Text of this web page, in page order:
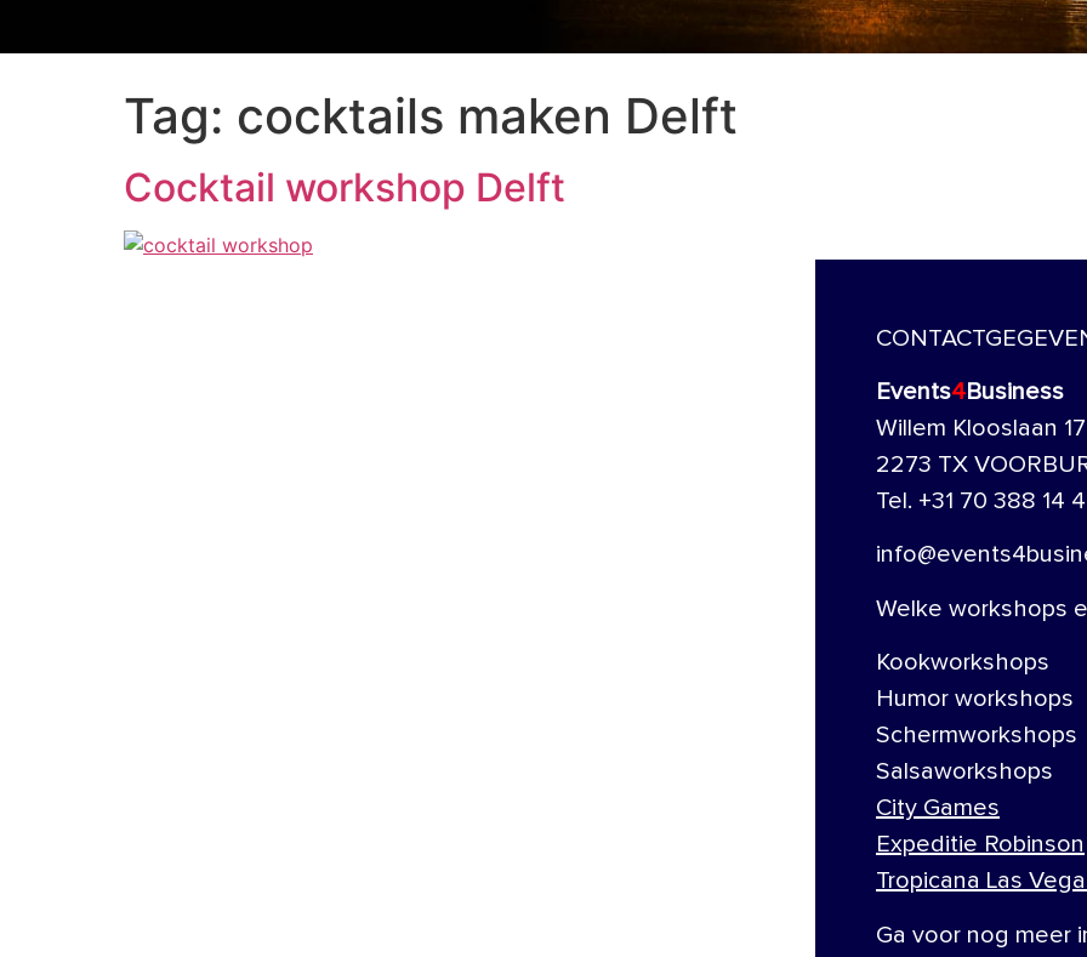
Tag: cocktails maken Delft
Cocktail workshop Delft
Events4 Business
Willem Klooslaan 17
2273 TX
Tel. +31 70 388 14
Welke workshops
Kookworkshops
Humor workshops
Schermworkshops
Salsaworkshops
City Games
Expeditie Robinson
Tropicana Las
Ga voor nog meer